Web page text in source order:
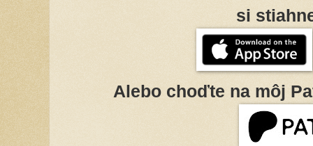
si
Alebo choďte na môj